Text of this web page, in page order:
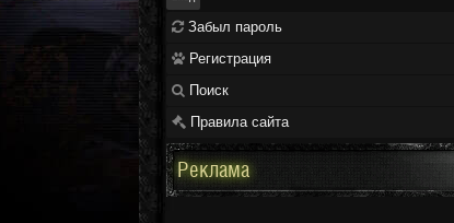
Забыл пароль
Регистрация
Поиск
Правила сайта
Реклама